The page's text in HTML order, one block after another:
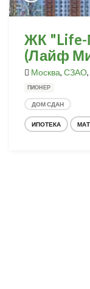
ЖК "Life-
(Лайф
Москва, СЗАО,
ПИОНЕР
ДОМ СДАН
ИПОТЕКА